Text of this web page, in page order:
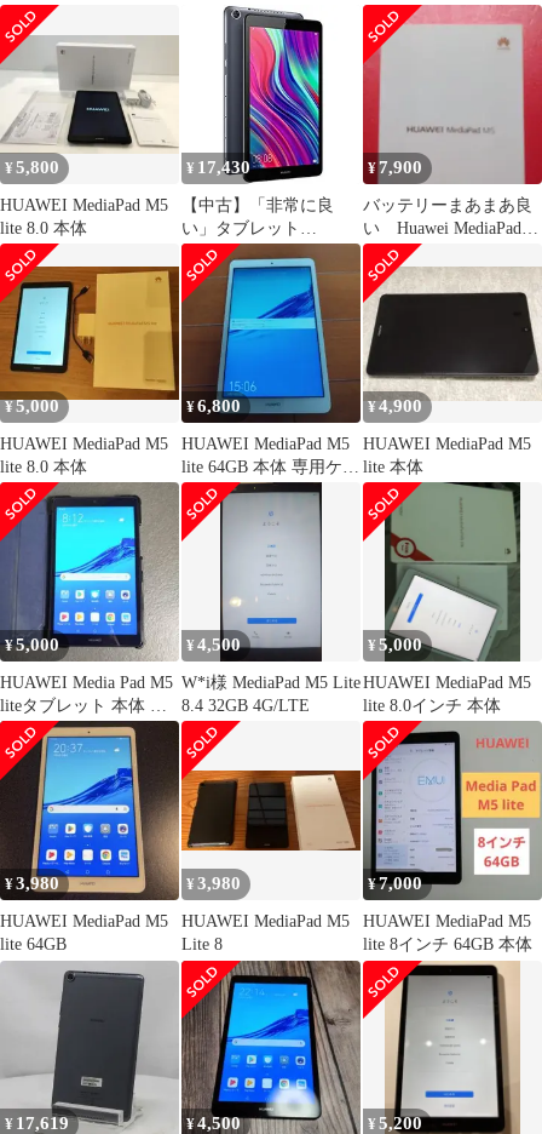
8.4インチ LTE
64GB スペースグレイ
M5LITE8LTE64G SIM
フリー【198】
¥5,800
HUAWEI MediaPad M5
lite 8.0 本体
¥ 17,430
【中古】「非常に良
い」タブレット
HUAWEI MediaPad M5
lite 8インチ LTE-
Gray32G
¥ 7,900
バッテリーまあまあ良
い Huawei MediaPad
M5 LTEモデル
¥5,000
HUAWEI MediaPad M5
lite 8.0 本体
¥6,800
HUAWEI MediaPad M5
lite 64GB 本体 専用ケー
ス付
¥4,900
HUAWEI MediaPad M5
lite 本体
¥5,000
HUAWEI Media Pad M5
liteタブレット 本体 カ
バー付き
¥4,500
W*i様 MediaPad M5 Lite
8.4 32GB 4G/LTE
¥5,000
HUAWEI MediaPad M5
lite 8.0インチ 本体
¥3,980
HUAWEI MediaPad M5
lite 64GB
¥3,980
HUAWEI MediaPad M5
Lite 8
¥7,000
HUAWEI MediaPad M5
lite 8インチ 64GB 本体
¥ 17,619 ¥4,500 ¥5,200